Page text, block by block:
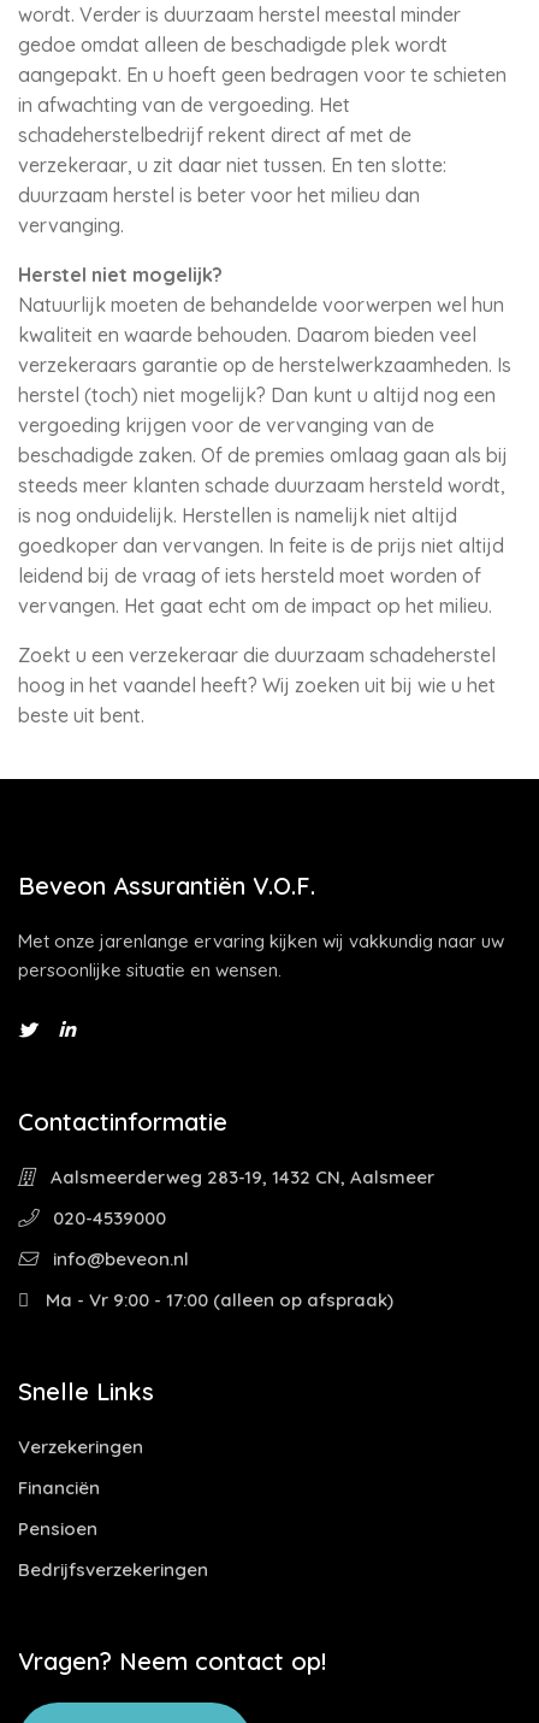
wordt. Verder is duurzaam herstel meestal minder
gedoe omdat alleen de beschadigde plek wordt
aangepakt. En u hoeft geen bedragen voor te schieten
in afwachting van de vergoeding. Het
schadeherstelbedrijf rekent direct af met de
verzekeraar, u zit daar niet tussen. En ten slotte:
duurzaam herstel is beter voor het milieu dan
vervanging.
Herstel niet mogelijk?
Natuurlijk moeten de behandelde voorwerpen wel hun
kwaliteit en waarde behouden. Daarom bieden veel
verzekeraars garantie op de herstelwerkzaamheden. Is
herstel (toch) niet mogelijk? Dan kunt u altijd nog een
vergoeding krijgen voor de vervanging van de
beschadigde zaken. Of de premies omlaag gaan als bij
steeds meer klanten schade duurzaam hersteld wordt,
is nog onduidelijk. Herstellen is namelijk niet altijd
goedkoper dan vervangen. In feite is de prijs niet altijd
leidend bij de vraag of iets hersteld moet worden of
vervangen. Het gaat echt om de impact op het milieu.
Zoekt u een verzekeraar die duurzaam schadeherstel
hoog in het vaandel heeft? Wij zoeken uit bij wie u het
beste uit bent.
Beveon Assurantiën V.O.F.
Met onze jarenlange ervaring kijken wij vakkundig naar uw
persoonlijke situatie en wensen.
Contactinformatie
Aalsmeerderweg 283-19, 1432 CN, Aalsmeer
020-4539000
info@beveon.nl
Ma - Vr 9:00 - 17:00 (alleen op afspraak)
Snelle Links
Verzekeringen
Financiën
Pensioen
Bedrijfsverzekeringen
Vragen? Neem contact op!